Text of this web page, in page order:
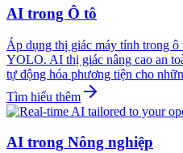
AI trong Ô tô
Áp dụng thị giác máy tính trong
YOLO. AI thị giác nâng cao an
tự động hóa phương tiện cho
Tìm hiểu thêm
AI trong Nông nghiệp